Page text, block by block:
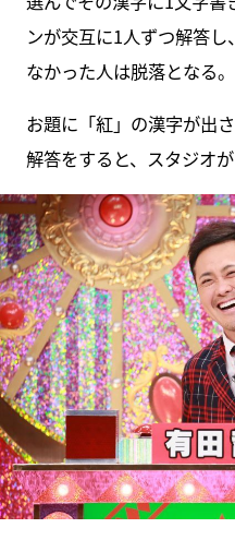
ンが交互に1人ずつ解答
なかった人は脱落となる。
お題に「紅」の漢字が出
解答をすると、スタジオ